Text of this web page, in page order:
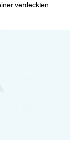
verdeckten